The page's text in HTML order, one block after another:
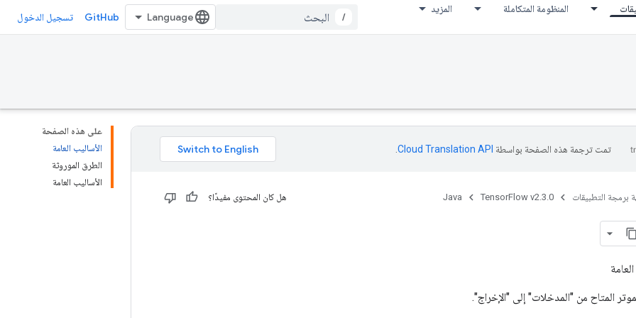
المنظومة المتكاملة المزيد
/
GitHub تسجيل الدخول
على هذه الصفحة
الأساليب العامة
الطرق الموروثة
الأساليب العامة
تمت ترجمة هذه الصفحة بواسطة Cloud Translation API‏
برمجة التطبيقات TensorFlow v2.3.0
Java هل كان المحتوى مفيدًا؟
المتاح من "المدخلات" إلى "الإخراج".